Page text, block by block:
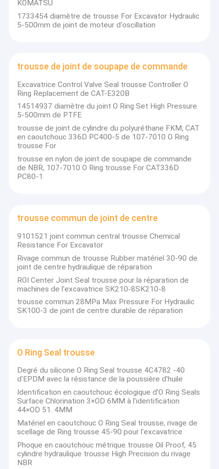
KOMATSU
1733454 diamètre de trousse For Excavator Hydraulic
5-500mm de joint de moteur d'oscillation
trousse de joint de soupape de commande
Excavatrice Control Valve Seal trousse Controller O
Ring Replacement de CAT-E320B
14514937 diamètre du joint O Ring Set High Pressure
5-500mm de PTFE
trousse de joint de cylindre du polyuréthane FKM, CAT
en caoutchouc 336D PC400-5 de 107-7010 O Ring
trousse For
trousse en nylon de joint de soupape de commande
de NBR, 107-7010 O Ring trousse For CAT336D
PC80-1
trousse commun de joint de centre
9101521 joint commun central trousse Chemical
Resistance For Excavator
Rivage commun de trousse Rubber matériel 30-90 de
joint de centre hydraulique de réparation
ROI Center Joint Seal trousse pour la réparation de
machines de l'excavatrice SK210-8SK210-8
trousse commun 28MPa Max Pressure For Hydraulic
SK100-3 de joint de centre durable de réparation
O Ring Seal trousse
Degré du silicone O Ring Seal trousse 4C4782 -40
d'EPDM avec la résistance de la poussière d'huile
Identification en caoutchouc écologique d'O Ring Seals
Surface Chlorination 3×OD 6MM à l'identification
44×OD 51. 4MM
Matériel en caoutchouc O Ring Seal trousse, rivage de
scellage de Ring trousse 45-90 pour l'excavatrice
Phoque en caoutchouc métrique trousse Oil Proof, 45
cylindre hydraulique trousse High Precision du rivage
NBR